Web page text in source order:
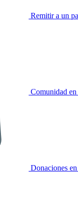
Remitir a un
Comunidad en
Donaciones